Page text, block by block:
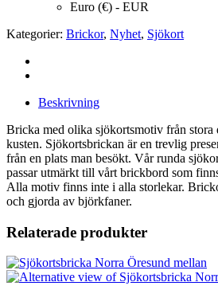
Euro (€) - EUR
Kategorier: Brickor, Nyhet, Sjökort
Beskrivning
Bricka med olika sjökortsmotiv från stora
kusten. Sjökortsbrickan är en trevlig
från en plats man besökt. Vår runda
passar utmärkt till vårt brickbord som
Alla motiv finns inte i alla storlekar.
och gjorda av björkfaner.
Relaterade produkter